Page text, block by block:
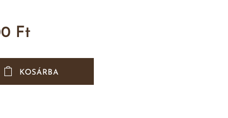
Ft
KOSÁRBA